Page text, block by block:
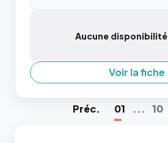
Aucune disponibilité
Voir la fiche
Préc. 01 ... 10